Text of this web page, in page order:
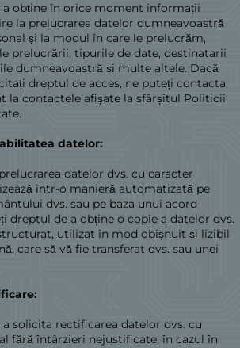
a obține în orice moment informații
la prelucrarea datelor dumneavoastră
și la modul în care le prelucrăm,
prelucrării, tipurile de date, destinatarii
dumneavoastră și multe altele. Dacă
dreptul de acces, ne puteți contacta
la contactele afișate la sfârșitul Politicii
datelor:
datelor dvs. cu caracter
într-o manieră automatizată pe
dvs. sau pe baza unui acord
dreptul de a obține o copie a datelor dvs.
utilizat în mod obișnuit și lizibil
care să vă fie transferat dvs. sau unei
solicita rectificarea datelor dvs. cu
fără întârzieri nejustificate, în cazul în